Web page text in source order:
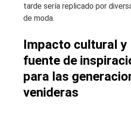
tarde sería replicado por
de moda.
Impacto cultural y
fuente de
para las
venideras